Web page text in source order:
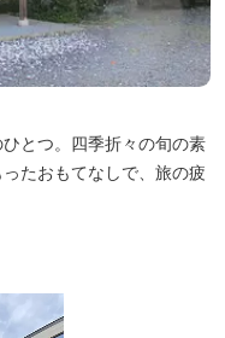
とつ。四季折々の旬の素
たおもてなしで、旅の疲